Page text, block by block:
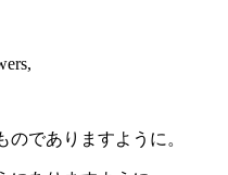
でありますように。